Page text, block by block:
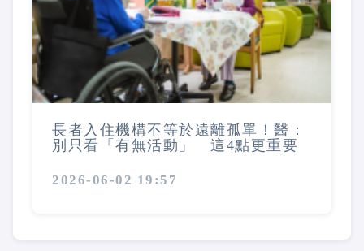
長者入住機構不等於遠離孤單！醫：
別只看「有無活動」 這4點更重要
2026-06-02 19:57